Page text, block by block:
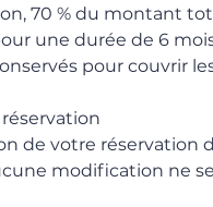
70 % du montant
une durée de 6
pour couvrir
de votre réservation
modification ne